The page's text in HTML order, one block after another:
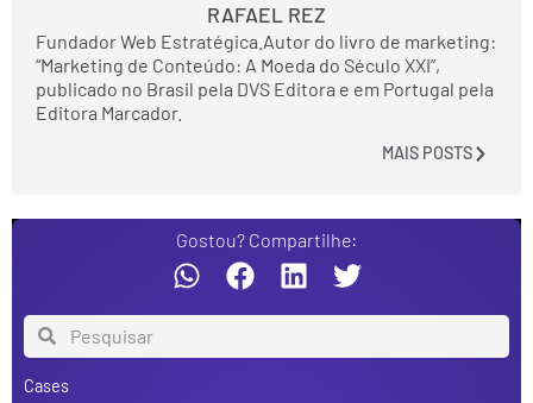
RAFAEL REZ
Fundador Web Estratégica.Autor do livro de marketing:
“Marketing de Conteúdo: A Moeda do Século XXI”,
publicado no Brasil pela DVS Editora e em Portugal pela
Editora Marcador.
MAIS POSTS
Gostou? Compartilhe:
Cases